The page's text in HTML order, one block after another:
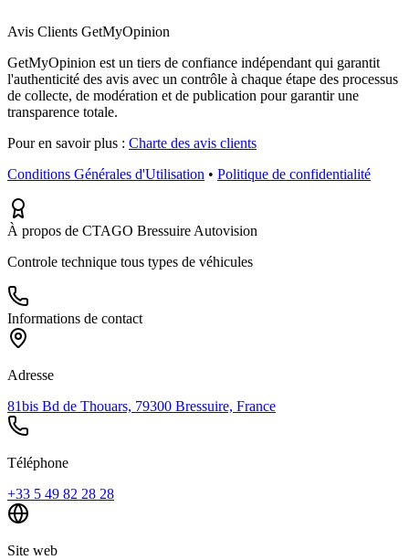
Avis Clients GetMyOpinion
GetMyOpinion est un tiers de confiance indépendant qui garantit
l'authenticité des avis avec un contrôle à chaque étape des processus
de collecte, de modération et de publication pour garantir une
transparence totale.
Pour en savoir plus : Charte des avis clients
Conditions Générales d'Utilisation • Politique de confidentialité
À propos de CTAGO Bressuire Autovision
Controle technique tous types de véhicules
Informations de contact
Adresse
81bis Bd de Thouars, 79300 Bressuire, France
Téléphone
+33 5 49 82 28 28
Site web